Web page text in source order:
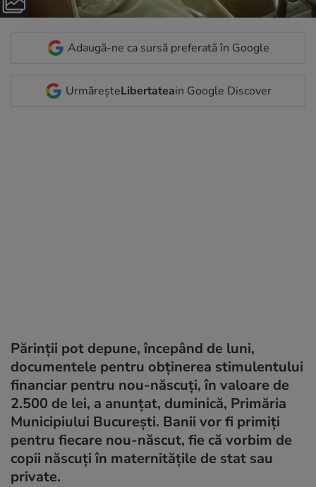
Adaugă-ne ca sursă preferată în Google
UrmăreșteLibertateain Google Discover
Părinţii pot depune, începând de luni,
documentele pentru obţinerea stimulentului
financiar pentru nou-născuţi, în valoare de
2.500 de lei, a anunțat, duminică, Primăria
Municipiului Bucureşti. Banii vor fi primiți
pentru fiecare nou-născut, fie că vorbim de
copii născuţi în maternităţile de stat sau
private.